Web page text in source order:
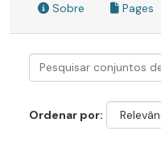
Sobre Pages
Ordenar por